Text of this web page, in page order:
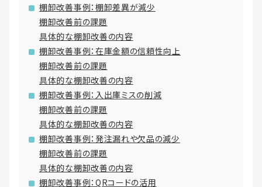
棚卸改善事例：棚卸差異が減少
棚卸改善前の課題
具体的な棚卸改善の内容
棚卸改善事例：在庫金額の信頼性向上
棚卸改善前の課題
具体的な棚卸改善の内容
棚卸改善事例：入出庫ミスの削減
棚卸改善前の課題
具体的な棚卸改善の内容
棚卸改善事例：発注漏れや欠品の減少
棚卸改善前の課題
具体的な棚卸改善の内容
棚卸改善事例：QRコードの活用